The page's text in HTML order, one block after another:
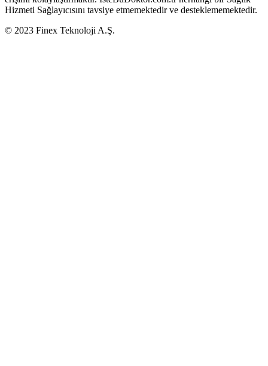
Hizmeti Sağlayıcısını tavsiye etmemektedir ve desteklememektedir.
© 2023 Finex Teknoloji A.Ş.